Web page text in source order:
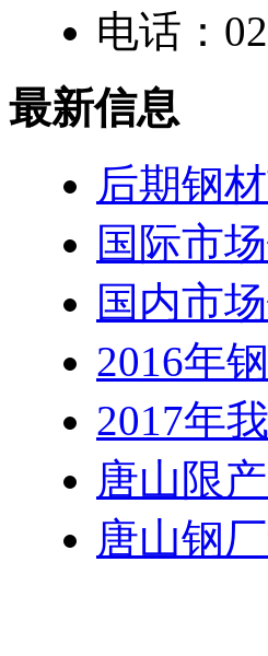
电话：
最新信息
后期钢
国际市
国内市
2016年
2017年
唐山限
唐山钢